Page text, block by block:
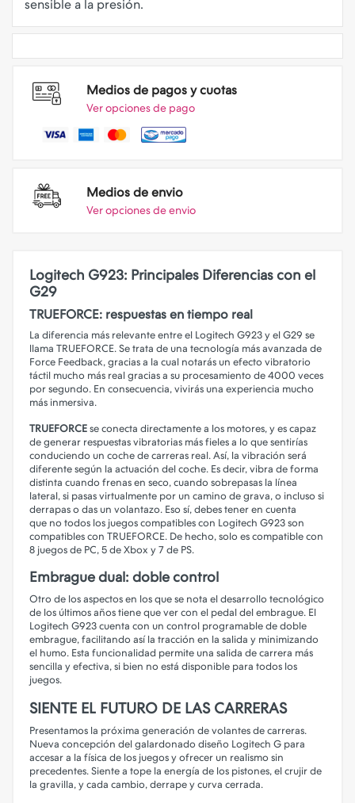
Medios de pagos y cuotas
Ver opciones de pago
Medios de envio
Ver opciones de envio
Logitech G923: Principales Diferencias con el
G29
TRUEFORCE: respuestas en tiempo real
La diferencia más relevante entre el Logitech G923 y el G29 se
llama TRUEFORCE. Se trata de una tecnología más avanzada de
Force Feedback, gracias a la cual notarás un efecto vibratorio
táctil mucho más real gracias a su procesamiento de 4000 veces
por segundo. En consecuencia, vivirás una experiencia mucho
más inmersiva.
TRUEFORCE se conecta directamente a los motores, y es capaz
de generar respuestas vibratorias más fieles a lo que sentirías
conduciendo un coche de carreras real. Así, la vibración será
diferente según la actuación del coche. Es decir, vibra de forma
distinta cuando frenas en seco, cuando sobrepasas la línea
lateral, si pasas virtualmente por un camino de grava, o incluso si
derrapas o das un volantazo. Eso sí, debes tener en cuenta
que no todos los juegos compatibles con Logitech G923 son
compatibles con TRUEFORCE. De hecho, solo es compatible con
8 juegos de PC, 5 de Xbox y 7 de PS.
Embrague dual: doble control
Otro de los aspectos en los que se nota el desarrollo tecnológico
de los últimos años tiene que ver con el pedal del embrague. El
Logitech G923 cuenta con un control programable de doble
embrague, facilitando así la tracción en la salida y minimizando
el humo. Esta funcionalidad permite una salida de carrera más
sencilla y efectiva, si bien no está disponible para todos los
juegos.
SIENTE EL FUTURO DE LAS CARRERAS
Presentamos la próxima generación de volantes de carreras.
Nueva concepción del galardonado diseño Logitech G para
accesar a la física de los juegos y ofrecer un realismo sin
precedentes. Siente a tope la energía de los pistones, el crujir de
la gravilla, y cada cambio, derrape y curva cerrada.